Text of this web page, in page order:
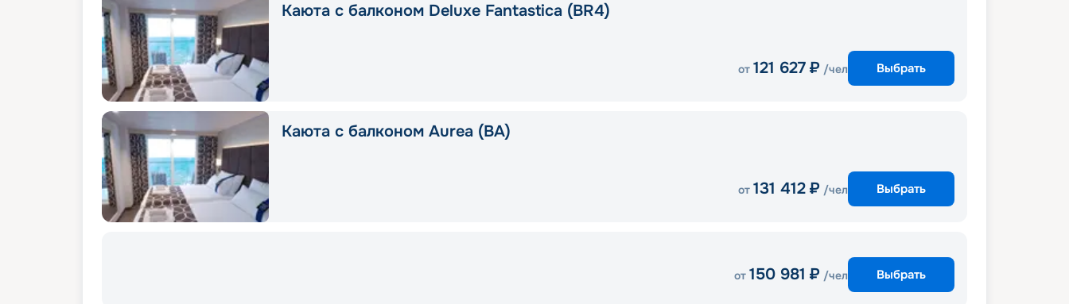
Каюта с балконом Deluxe Fantastica (BR4)
от 121 627 ₽ /чел Выбрать
Каюта с балконом Aurea (BA)
от 131 412 ₽ /чел Выбрать
от 150 981 ₽ /чел Выбрать